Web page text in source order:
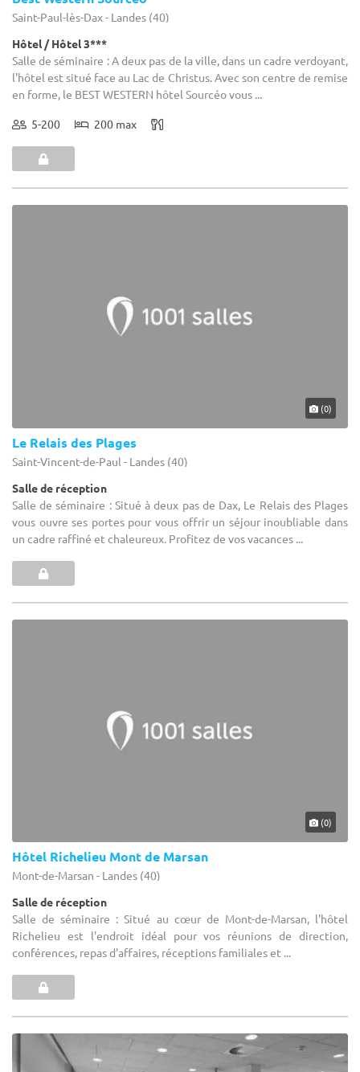
Saint-Paul-lès-Dax - Landes (40)
Hôtel / Hôtel 3***
Salle de séminaire : A deux pas de la ville, dans un cadre verdoyant,
l'hôtel est situé face au Lac de Christus. Avec son centre de remise
en forme, le BEST WESTERN hôtel Sourcéo vous ...
5-200 200 max
(0)
Le Relais des Plages
Saint-Vincent-de-Paul - Landes (40)
Salle de réception
Salle de séminaire : Situé à deux pas de Dax, Le Relais des Plages
vous ouvre ses portes pour vous offrir un séjour inoubliable dans
un cadre raffiné et chaleureux. Profitez de vos vacances ...
(0)
Hôtel Richelieu Mont de Marsan
Mont-de-Marsan - Landes (40)
Salle de réception
Salle de séminaire : Situé au cœur de Mont-de-Marsan, l'hôtel
Richelieu est l'endroit idéal pour vos réunions de direction,
conférences, repas d'affaires, réceptions familiales et ...